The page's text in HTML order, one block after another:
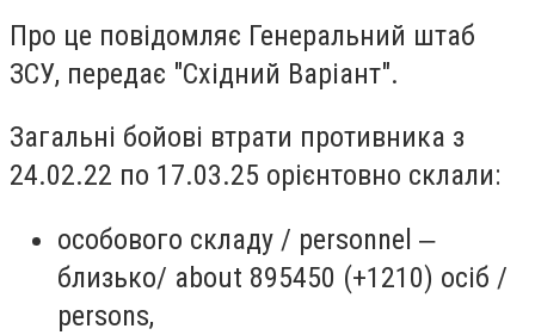
Про це повідомляє Генеральний штаб
ЗСУ, передає "Східний Варіант".
Загальні бойові втрати противника з
24.02.22 по 17.03.25 орієнтовно склали:
особового складу / personnel ‒
близько/ about 895450 (+1210) осіб /
persons,